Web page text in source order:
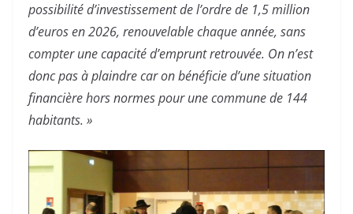
possibilité d’investissement de l’ordre de 1,5 million
d’euros en 2026, renouvelable chaque année, sans
compter une capacité d’emprunt retrouvée. On n’est
donc pas à plaindre car on bénéficie d’une situation
financière hors normes pour une commune de 144
habitants. »